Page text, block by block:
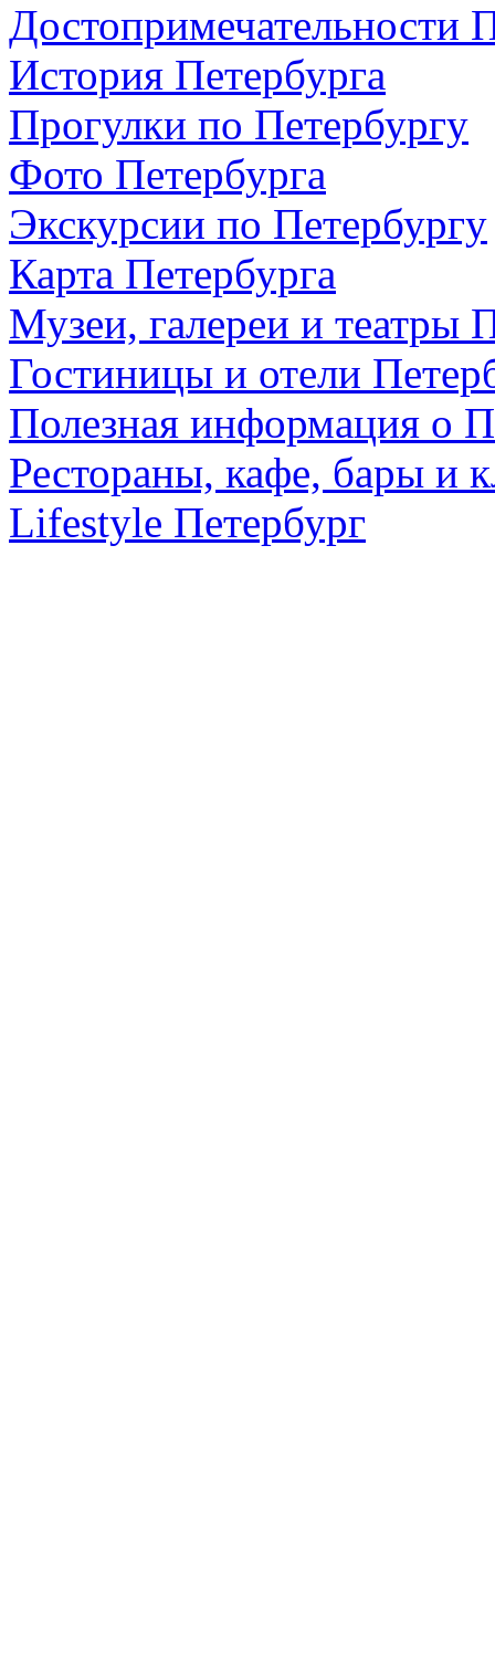
Достопримечательности
История Петербурга
Прогулки по Петербургу
Фото Петербурга
Экскурсии по Петербургу
Карта Петербурга
Музеи, галереи и театры
Гостиницы и отели
Полезная информация о
Рестораны, кафе, бары и
Lifestyle Петербург